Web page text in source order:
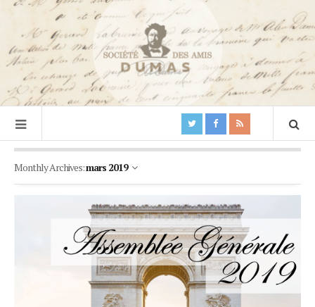
Monthly Archives:mars 2019